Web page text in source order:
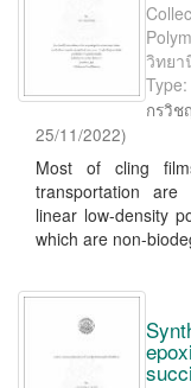
วิทยา
กรวิช
25/11/2022)
Most of cling
transportation are
linear low-density
which are non-